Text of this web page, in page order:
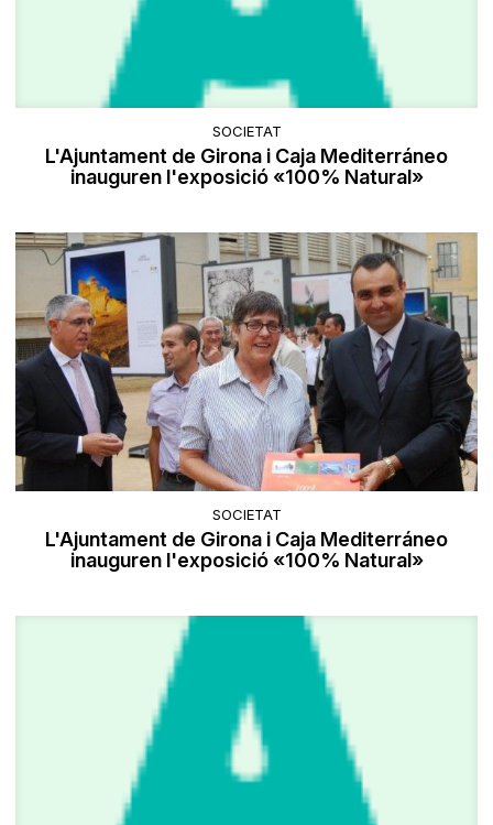
SOCIETAT
L'Ajuntament de Girona i Caja Mediterráneo
inauguren l'exposició «100% Natural»
SOCIETAT
L'Ajuntament de Girona i Caja Mediterráneo
inauguren l'exposició «100% Natural»